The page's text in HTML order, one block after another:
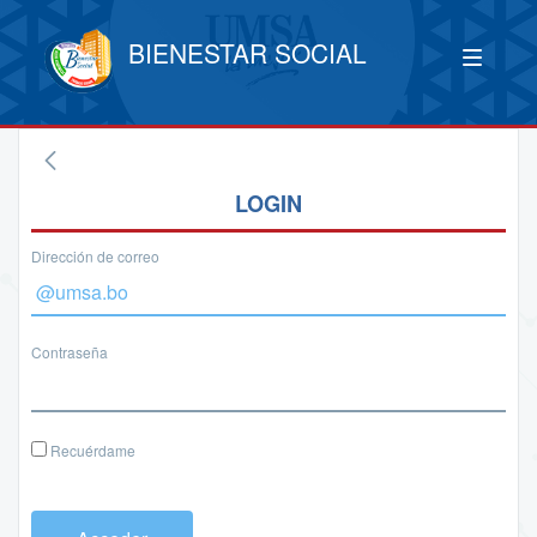
BIENESTAR SOCIAL
LOGIN
Dirección de correo
Contraseña
Recuérdame